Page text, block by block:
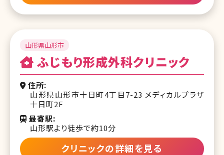
山形県山形市
ふじもり形成外科クリニック
住所
山形県山形市十日町4丁目7-23 メディカルプラザ
十日町2F
最寄駅
山形駅より徒歩で約10分
クリニックの詳細を見る